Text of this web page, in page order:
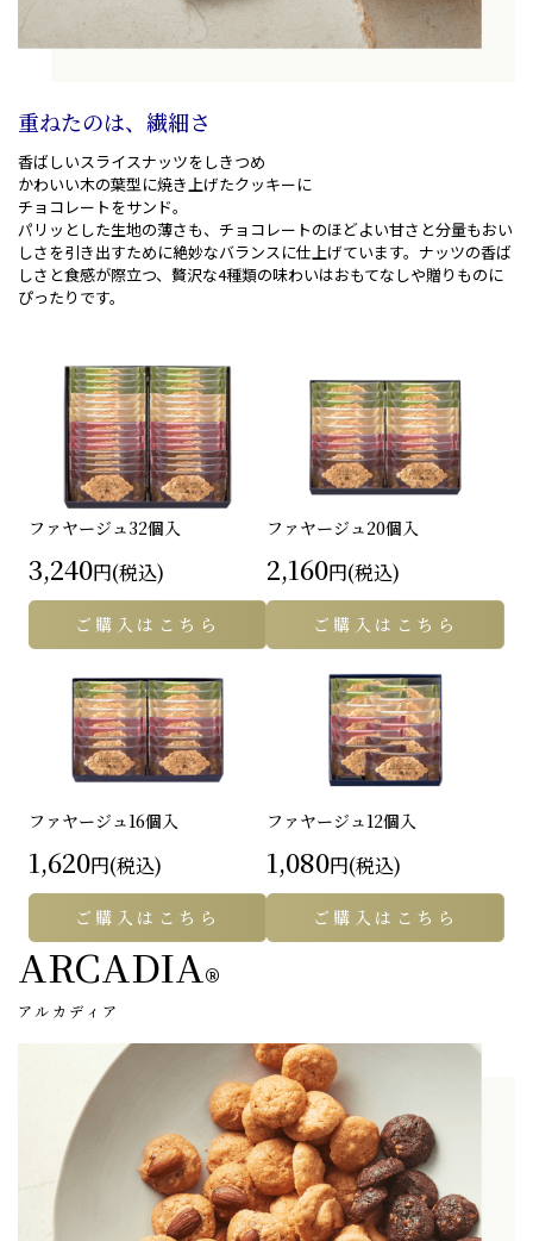
重ねたのは、繊細さ
香ばしいスライスナッツをしきつめ
かわいい木の葉型に焼き上げたクッキーに
チョコレートをサンド。
パリッとした生地の薄さも、チョコレートのほどよい甘さと分量もおい
しさを引き出すために絶妙なバランスに仕上げています。ナッツの香ば
しさと食感が際立つ、贅沢な4種類の味わいはおもてなしや贈りものに
ぴったりです。
ファヤージュ32個入
3,240円(税込)
ご購入はこちら
ファヤージュ20個入
2,160円(税込)
ご購入はこちら
ファヤージュ16個入
1,620円(税込)
ご購入はこちら
ファヤージュ12個入
1,080円(税込)
ご購入はこちら
ARCADIA®
アルカディア